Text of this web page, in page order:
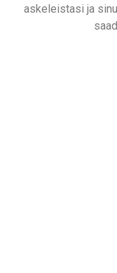
askeleistasi ja